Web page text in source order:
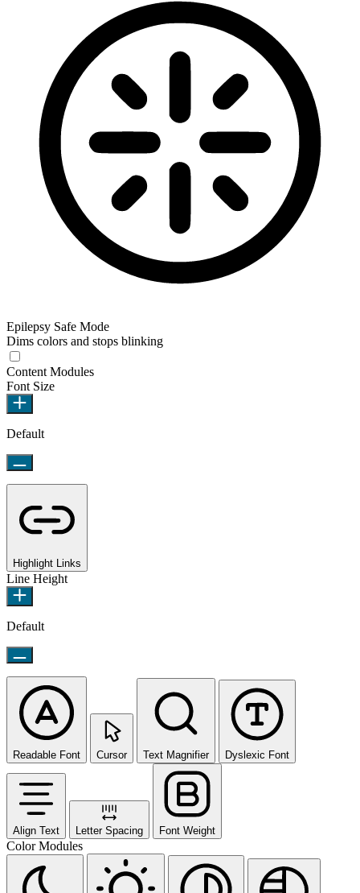
Epilepsy Safe Mode
Dims colors and stops blinking
Content Modules
Font Size
Default
Highlight Links
Line Height
Default
Readable Font Cursor Text Magnifier Dyslexic Font
Align Text Letter Spacing Font Weight
Color Modules